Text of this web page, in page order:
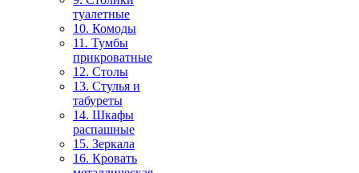
туалетные
10. Комоды
11. Тумбы
прикроватные
12. Столы
13. Стулья и
табуреты
14. Шкафы
распашные
15. Зеркала
16. Кровать